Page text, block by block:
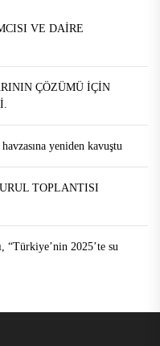
VE DAİRE
ÇÖZÜMÜ İÇİN
yeniden kavuştu
TOPLANTISI
“Türkiye’nin 2025’te su